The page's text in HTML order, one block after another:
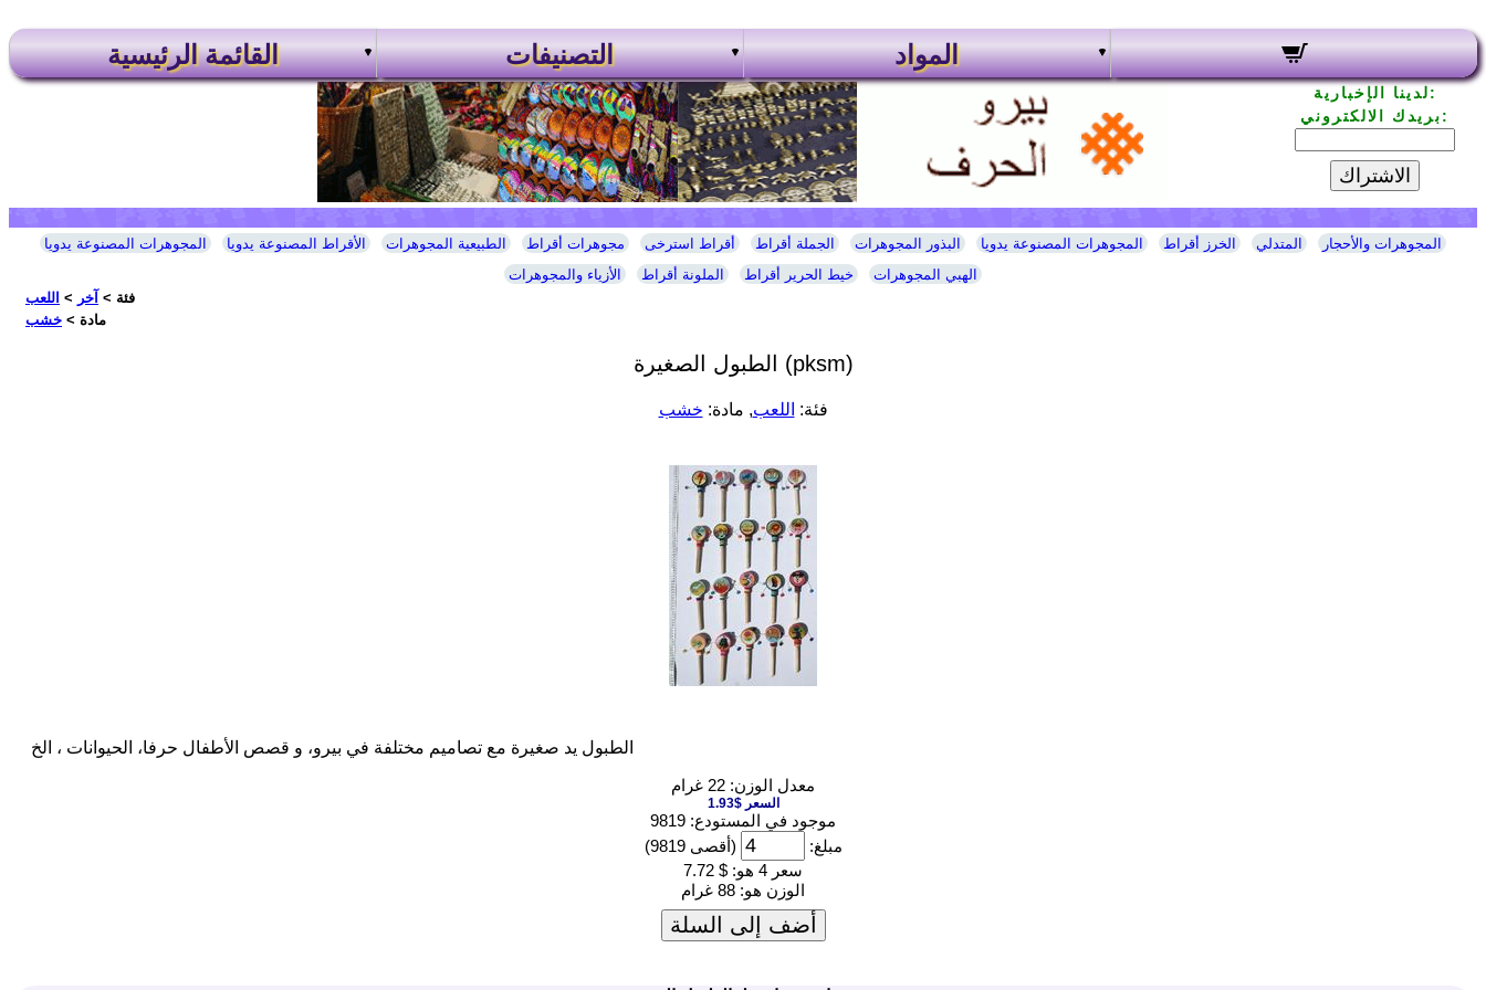
القائمة الرئيسية التصنيفات المواد
لدينا الإخبارية:
بريدك الالكتروني:
الاشتراك
المجوهرات المصنوعة يدويا الأقراط المصنوعة يدويا الطبيعية المجوهرات مجوهرات أقراط أقراط استرخى الجملة أقراط البذور المجوهرات المجوهرات المصنوعة يدويا الخرز أقراط المتدلي
المجوهرات والأحجار
الأزياء والمجوهرات
الملونة أقراط خيط الحرير أقراط
الهبي المجوهرات
فئة > آخر > اللعب
مادة > خشب
الطبول الصغيرة (pksm)
فئة: اللعب, مادة: خشب
الطبول يد صغيرة مع تصاميم مختلفة في بيرو، و قصص الأطفال حرفا، الحيوانات ، الخ
معدل الوزن: 22 غرام
السعر $1.93
موجود في المستودع: 9819
مبلغ:
(أقصى 9819)
سعر 4 هو:
$ 7.72
الوزن هو: 88 غرام
أضف إلى السلة